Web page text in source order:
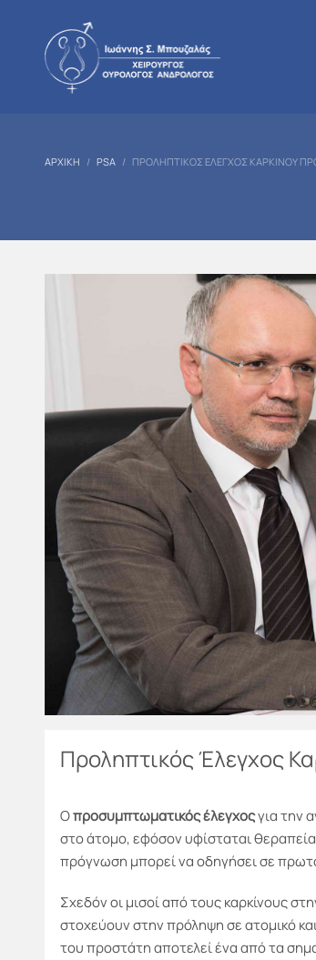
ΑΡΧΙΚΉ PSA ΠΡΟΛΗΠΤΙΚΌΣ ΈΛΕΓΧΟΣ ΚΑΡΚΊΝΟΥ
Προληπτικός Έλεγχος
Οπροσυμπτωματικός έλεγχοςγια την
στο άτομο, εφόσον υφίσταται
πρόγνωση μπορεί να οδηγήσει σε
Σχεδόν οι μισοί από τους καρκίνους
στοχεύουν στην πρόληψη σε ατομικό
του προστάτη αποτελεί ένα από τα